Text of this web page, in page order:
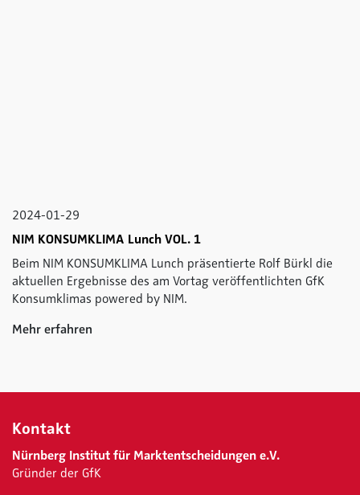
2024-01-29
NIM KONSUMKLIMA Lunch VOL. 1
Beim NIM KONSUMKLIMA Lunch präsentierte Rolf Bürkl die
aktuellen Ergebnisse des am Vortag veröffentlichten GfK
Konsumklimas powered by NIM.
Mehr erfahren
Kontakt
Nürnberg Institut für Marktentscheidungen e.V.
Gründer der GfK